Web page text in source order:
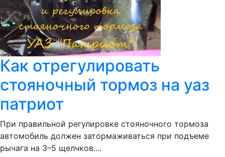
Как отрегулировать
стояночный тормоз на уаз
патриот
При правильной регулировке стояночного тормоза
автомобиль должен затормаживаться при подъеме
рычага на 3–5 щелчков....